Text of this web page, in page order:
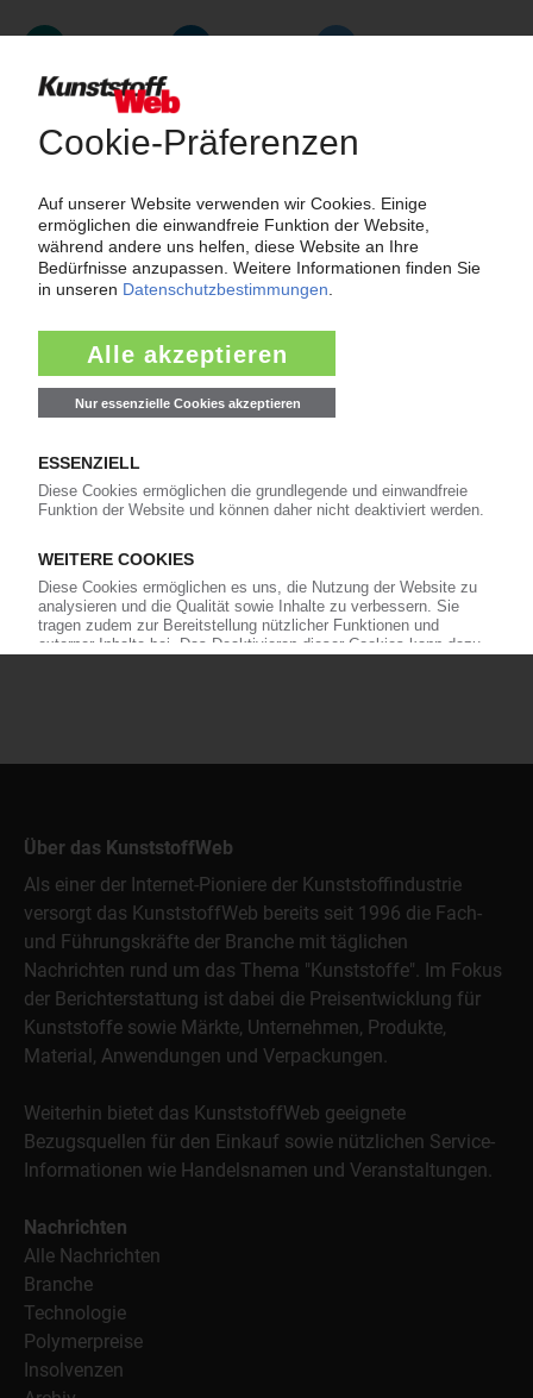
Wer-Bietet-Was?
Das große Branchenbuch der Kunststoffindustrie: Informieren Sie
Dienstleistungen!
Mehr als 3.000 Unternehmen sind bereits im KunststoffWeb
Produkt- und Firmensuche
Über das KunststoffWeb
Als einer der Internet-Pioniere der Kunststoffindustrie
versorgt das KunststoffWeb bereits seit 1996 die Fach-
und Führungskräfte der Branche mit täglichen
Nachrichten rund um das Thema "Kunststoffe". Im Fokus
der Berichterstattung ist dabei die Preisentwicklung für
Kunststoffe sowie Märkte, Unternehmen, Produkte,
Material, Anwendungen und Verpackungen.
Weiterhin bietet das KunststoffWeb geeignete
Bezugsquellen für den Einkauf sowie nützlichen Service-
Informationen wie Handelsnamen und Veranstaltungen.
Nachrichten
Alle Nachrichten
Branche
Technologie
Polymerpreise
Insolvenzen